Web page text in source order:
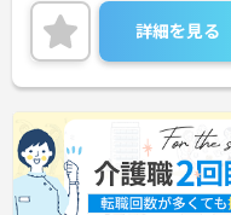
詳細を見る